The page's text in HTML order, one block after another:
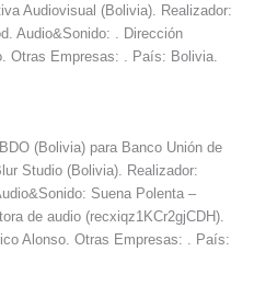
Audiovisual (Bolivia). Realizador:
Audio&Sonido: . Dirección
Otras Empresas: . País: Bolivia.
(Bolivia) para Banco Unión de
Studio (Bolivia). Realizador:
Suena Polenta –
de audio (recxiqz1KCr2gjCDH).
Alonso. Otras Empresas: . País: